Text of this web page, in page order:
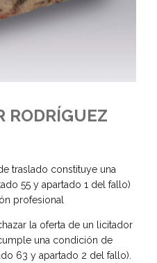
RODRÍGUEZ
traslado constituye una
55 y apartado 1 del fallo)
profesional
la oferta de un licitador
una condición de
63 y apartado 2 del fallo).